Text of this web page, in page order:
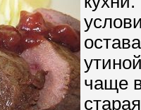
чаще